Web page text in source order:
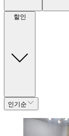
할인
인기순